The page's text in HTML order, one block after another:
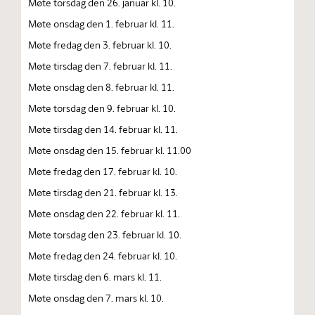
Møte onsdag den 1. februar kl. 11.
Møte fredag den 3. februar kl. 10.
Møte tirsdag den 7. februar kl. 11.
Møte onsdag den 8. februar kl. 11.
Møte torsdag den 9. februar kl. 10.
Møte tirsdag den 14. februar kl. 11.
Møte onsdag den 15. februar kl. 11.00
Møte fredag den 17. februar kl. 10.
Møte tirsdag den 21. februar kl. 13.
Møte onsdag den 22. februar kl. 11.
Møte torsdag den 23. februar kl. 10.
Møte fredag den 24. februar kl. 10.
Møte tirsdag den 6. mars kl. 11.
Møte onsdag den 7. mars kl. 10.